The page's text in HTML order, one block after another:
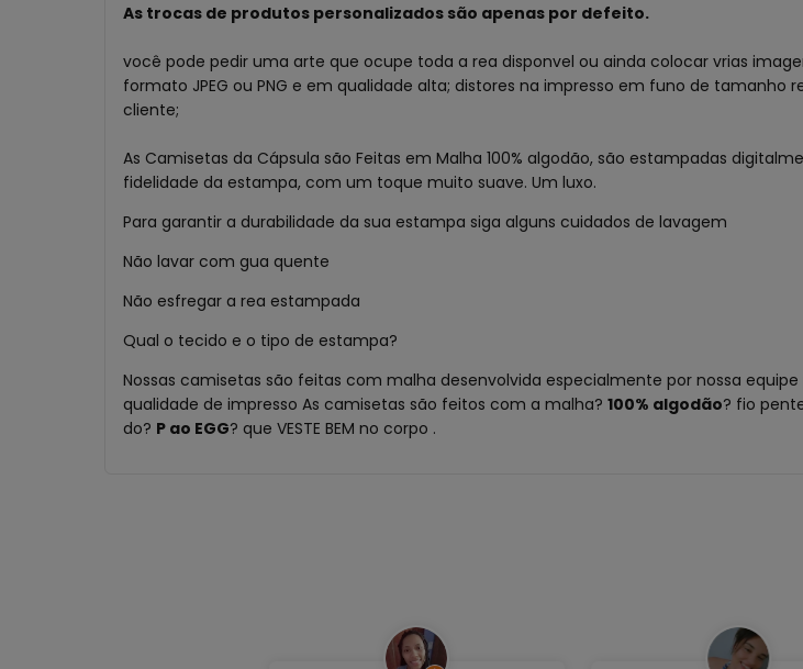
As trocas de produtos personalizados são apenas por defeito.
você pode pedir uma arte que ocupe toda a rea disponvel ou ainda colocar vrias
formato JPEG ou PNG e em qualidade alta; distores na impresso em funo de
cliente;
As Camisetas da Cápsula são Feitas em Malha 100% algodão, são estampadas
fidelidade da estampa, com um toque muito suave. Um luxo.
Para garantir a durabilidade da sua estampa siga alguns cuidados de lavagem
Não lavar com gua quente
Não esfregar a rea estampada
Qual o tecido e o tipo de estampa?
Nossas camisetas são feitas com malha desenvolvida especialmente por nossa
qualidade de impresso As camisetas são feitos com a malha? 100% algodão? fio
do? P ao EGG? que VESTE BEM no corpo .